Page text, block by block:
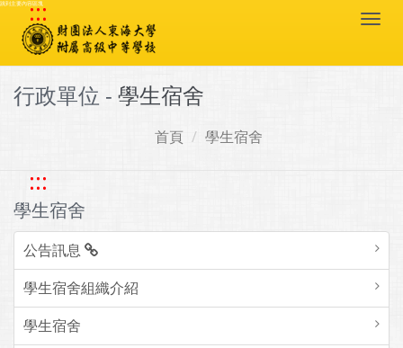
跳到主要內容區塊
:::
行政單位 - 學生宿舍
首頁 學生宿舍
:::
學生宿舍
公告訊息
學生宿舍組織介紹
學生宿舍